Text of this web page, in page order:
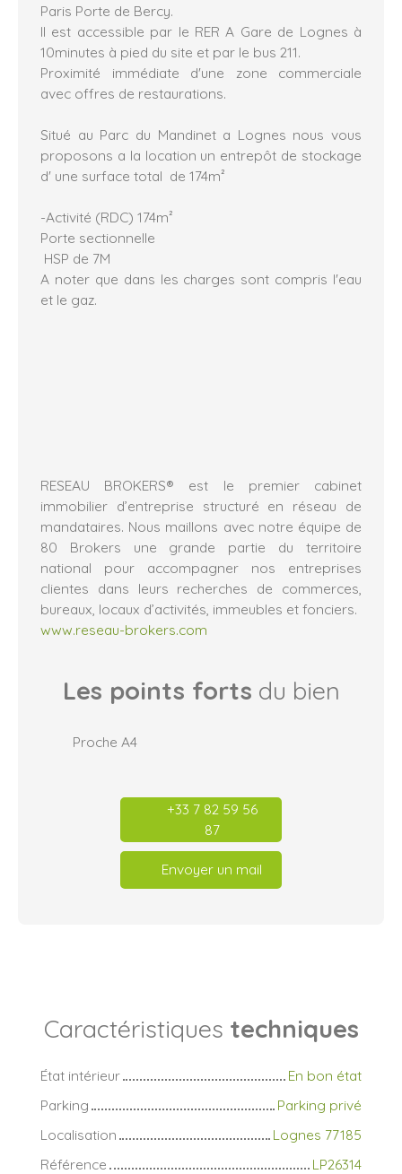
Paris Porte de Bercy.
Il est accessible par le RER A Gare de Lognes à
10minutes à pied du site et par le bus 211.
Proximité immédiate d'une zone commerciale
avec offres de restaurations.
Situé au Parc du Mandinet a Lognes nous vous
proposons a la location un entrepôt de stockage
d' une surface total de 174m²
-Activité (RDC) 174m²
Porte sectionnelle
HSP de 7M
A noter que dans les charges sont compris l'eau
et le gaz.
RESEAU BROKERS® est le premier cabinet
immobilier d’entreprise structuré en réseau de
mandataires. Nous maillons avec notre équipe de
80 Brokers une grande partie du territoire
national pour accompagner nos entreprises
clientes dans leurs recherches de commerces,
bureaux, locaux d’activités, immeubles et fonciers.
www.reseau-brokers.com
Les points forts du bien
Proche A4
+33 7 82 59 56
87
Envoyer un mail
Caractéristiques techniques
État intérieur
En bon état
Parking
Parking privé
Localisation
Lognes 77185
Référence
LP26314